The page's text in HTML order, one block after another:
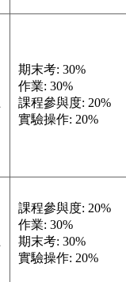
期末考: 30%
作業: 30%
課程參與度: 20%
實驗操作: 20%
課程參與度: 20%
作業: 30%
期末考: 30%
實驗操作: 20%